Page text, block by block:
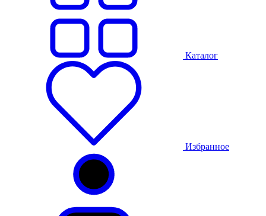
Каталог
Избранное